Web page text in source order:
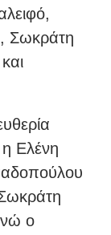
Σωκράτη
Ελένη
ο